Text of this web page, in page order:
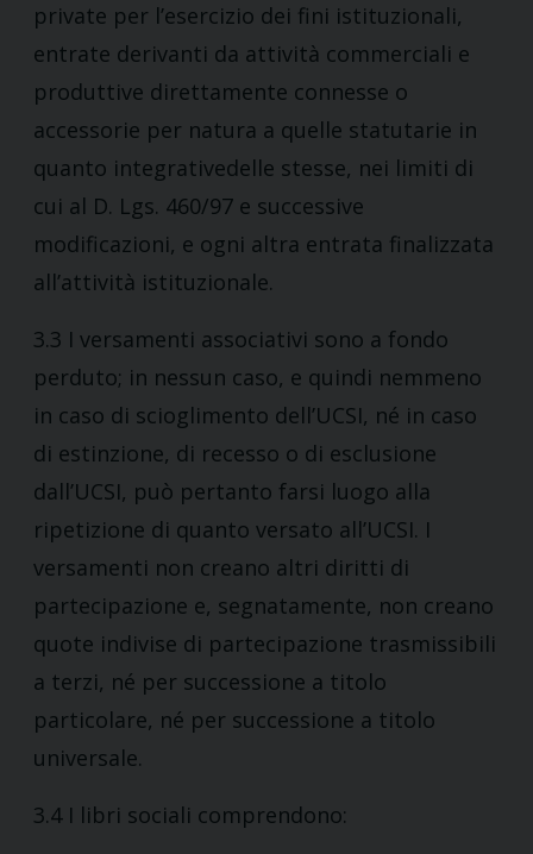
private per l’esercizio dei fini istituzionali,
entrate derivanti da attività commerciali e
produttive direttamente connesse o
accessorie per natura a quelle statutarie in
quanto integrativedelle stesse, nei limiti di
cui al D. Lgs. 460/97 e successive
modificazioni, e ogni altra entrata finalizzata
all’attività istituzionale.
3.3 I versamenti associativi sono a fondo
perduto; in nessun caso, e quindi nemmeno
in caso di scioglimento dell’UCSI, né in caso
di estinzione, di recesso o di esclusione
dall’UCSI, può pertanto farsi luogo alla
ripetizione di quanto versato all’UCSI. I
versamenti non creano altri diritti di
partecipazione e, segnatamente, non creano
quote indivise di partecipazione trasmissibili
a terzi, né per successione a titolo
particolare, né per successione a titolo
universale.
3.4 I libri sociali comprendono: